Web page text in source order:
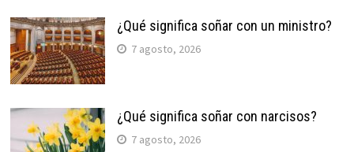
¿Qué significa soñar con un ministro?
7 agosto, 2026
¿Qué significa soñar con narcisos?
7 agosto, 2026